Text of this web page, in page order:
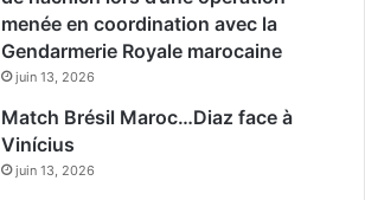
menée en coordination avec la
Gendarmerie Royale marocaine
juin 13, 2026
Match Brésil Maroc…Diaz face à
Vinícius
juin 13, 2026